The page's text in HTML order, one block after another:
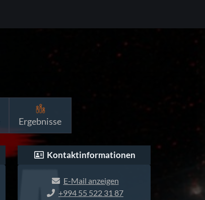
Ergebnisse
Kontaktinformationen
E-Mail anzeigen
+994 55 522 31 87